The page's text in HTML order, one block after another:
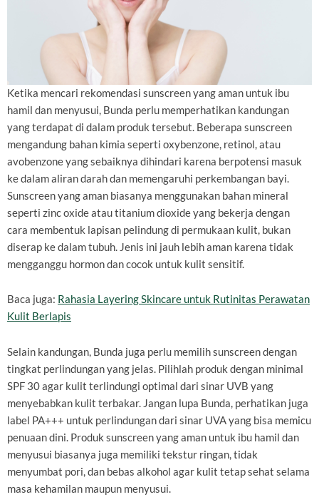
Ketika mencari rekomendasi sunscreen yang aman untuk ibu
hamil dan menyusui, Bunda perlu memperhatikan kandungan
yang terdapat di dalam produk tersebut. Beberapa sunscreen
mengandung bahan kimia seperti oxybenzone, retinol, atau
avobenzone yang sebaiknya dihindari karena berpotensi masuk
ke dalam aliran darah dan memengaruhi perkembangan bayi.
Sunscreen yang aman biasanya menggunakan bahan mineral
seperti zinc oxide atau titanium dioxide yang bekerja dengan
cara membentuk lapisan pelindung di permukaan kulit, bukan
diserap ke dalam tubuh. Jenis ini jauh lebih aman karena tidak
mengganggu hormon dan cocok untuk kulit sensitif.
Baca juga: Rahasia Layering Skincare untuk Rutinitas Perawatan
Kulit Berlapis
Selain kandungan, Bunda juga perlu memilih sunscreen dengan
tingkat perlindungan yang jelas. Pilihlah produk dengan minimal
SPF 30 agar kulit terlindungi optimal dari sinar UVB yang
menyebabkan kulit terbakar. Jangan lupa Bunda, perhatikan juga
label PA+++ untuk perlindungan dari sinar UVA yang bisa memicu
penuaan dini. Produk sunscreen yang aman untuk ibu hamil dan
menyusui biasanya juga memiliki tekstur ringan, tidak
menyumbat pori, dan bebas alkohol agar kulit tetap sehat selama
masa kehamilan maupun menyusui.